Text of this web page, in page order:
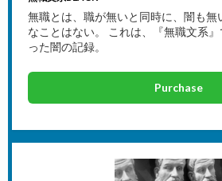
無職とは、職が無いと同時に、闇も無
なことはない。 これは、『無職文系
った闇の記録。
Purchase